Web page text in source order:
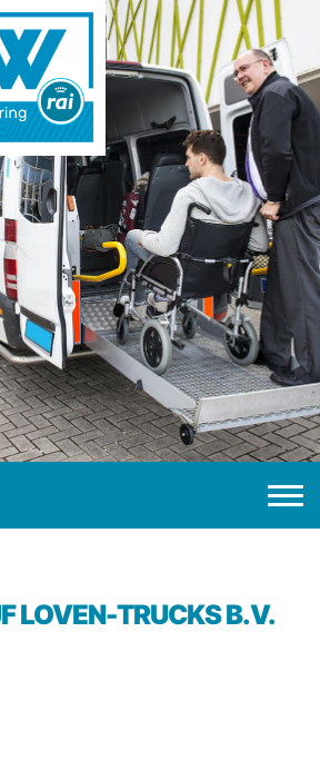
LOVEN-TRUCKS B.V.